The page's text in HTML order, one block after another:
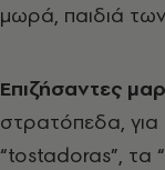
μωρά, παιδιά
Eπιζήσαντες
στρατόπεδα,
“tostadoras”, τα